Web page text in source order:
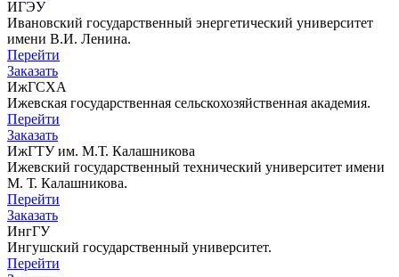
ИГЭУ
Ивановский государственный энергетический университет
имени В.И. Ленина.
Перейти
Заказать
ИжГСХА
Ижевская государственная сельскохозяйственная академия.
Перейти
Заказать
ИжГТУ им. М.Т. Калашникова
Ижевский государственный технический университет имени
М. Т. Калашникова.
Перейти
Заказать
ИнгГУ
Ингушский государственный университет.
Перейти